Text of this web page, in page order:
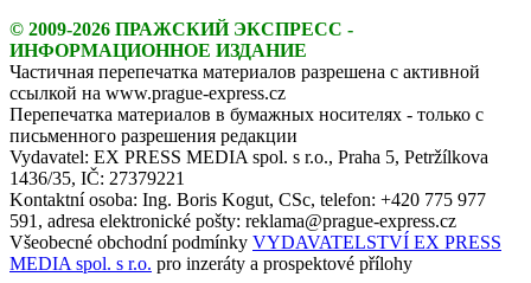
© 2009-2026 ПРАЖСКИЙ ЭКСПРЕСС -
ИНФОРМАЦИОННОЕ ИЗДАНИЕ
Частичная перепечатка материалов разрешена с активной
ссылкой на www.prague-express.cz
Перепечатка материалов в бумажных носителях - только с
письменного разрешения редакции
Vydavatel: EX PRESS MEDIA spol. s r.o., Praha 5, Petržílkova
1436/35, IČ: 27379221
Kontaktní osoba: Ing. Boris Kogut, CSc, telefon: +420 775 977
591, adresa elektronické pošty: reklama@prague-express.cz
Všeobecné obchodní podmínky VYDAVATELSTVÍ EX PRESS
MEDIA spol. s r.o. pro inzeráty a prospektové přílohy